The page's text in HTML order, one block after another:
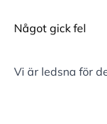
Något gick fel
Vi är ledsna för